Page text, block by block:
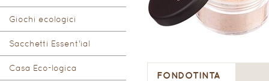
Giochi ecologici
Sacchetti Essent'ial
Casa Eco-logica
FONDOTINTA